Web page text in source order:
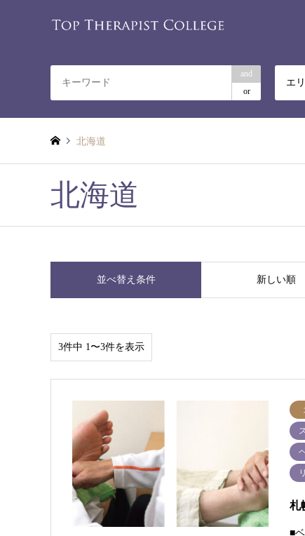
and
or
エ
北海道
北海道
並べ替え条件 新しい順
3件中 1〜3件を表示
札
■